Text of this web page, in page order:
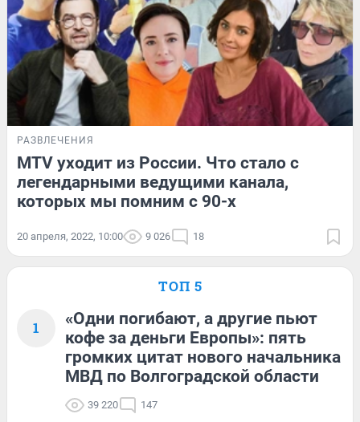
РАЗВЛЕЧЕНИЯ
MTV уходит из России. Что стало с
легендарными ведущими канала,
которых мы помним с 90-х
20 апреля, 2022, 10:00 9 026 18
ТОП 5
1
«Одни погибают, а другие пьют
кофе за деньги Европы»: пять
громких цитат нового начальника
МВД по Волгоградской области
39 220 147